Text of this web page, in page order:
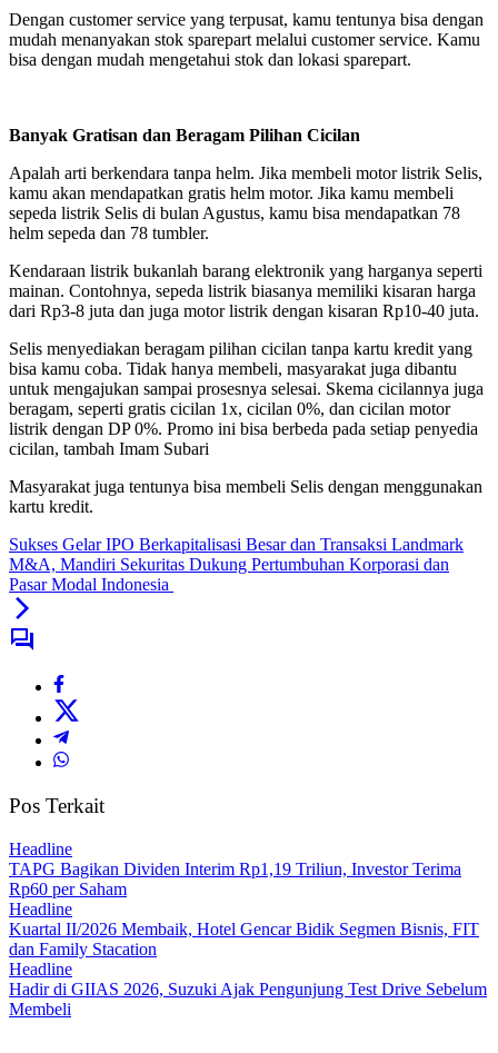
Dengan customer service yang terpusat, kamu tentunya bisa dengan
mudah menanyakan stok sparepart melalui customer service. Kamu
bisa dengan mudah mengetahui stok dan lokasi sparepart.
Banyak Gratisan dan Beragam Pilihan Cicilan
Apalah arti berkendara tanpa helm. Jika membeli motor listrik Selis,
kamu akan mendapatkan gratis helm motor. Jika kamu membeli
sepeda listrik Selis di bulan Agustus, kamu bisa mendapatkan 78
helm sepeda dan 78 tumbler.
Kendaraan listrik bukanlah barang elektronik yang harganya seperti
mainan. Contohnya, sepeda listrik biasanya memiliki kisaran harga
dari Rp3-8 juta dan juga motor listrik dengan kisaran Rp10-40 juta.
Selis menyediakan beragam pilihan cicilan tanpa kartu kredit yang
bisa kamu coba. Tidak hanya membeli, masyarakat juga dibantu
untuk mengajukan sampai prosesnya selesai. Skema cicilannya juga
beragam, seperti gratis cicilan 1x, cicilan 0%, dan cicilan motor
listrik dengan DP 0%. Promo ini bisa berbeda pada setiap penyedia
cicilan, tambah Imam Subari
Masyarakat juga tentunya bisa membeli Selis dengan menggunakan
kartu kredit.
Sukses Gelar IPO Berkapitalisasi Besar dan Transaksi Landmark
M&A, Mandiri Sekuritas Dukung Pertumbuhan Korporasi dan
Pasar Modal Indonesia
Pos Terkait
Headline
TAPG Bagikan Dividen Interim Rp1,19 Triliun, Investor Terima
Rp60 per Saham
Headline
Kuartal II/2026 Membaik, Hotel Gencar Bidik Segmen Bisnis, FIT
dan Family Stacation
Headline
Hadir di GIIAS 2026, Suzuki Ajak Pengunjung Test Drive Sebelum
Membeli